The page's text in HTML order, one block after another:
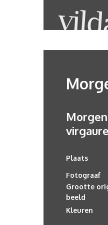
Plaats
Fotograaf
Grootte
beeld
Kleuren